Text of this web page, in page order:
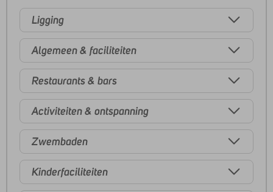
Ligging
Algemeen & faciliteiten
Restaurants & bars
Activiteiten & ontspanning
Zwembaden
Kinderfaciliteiten